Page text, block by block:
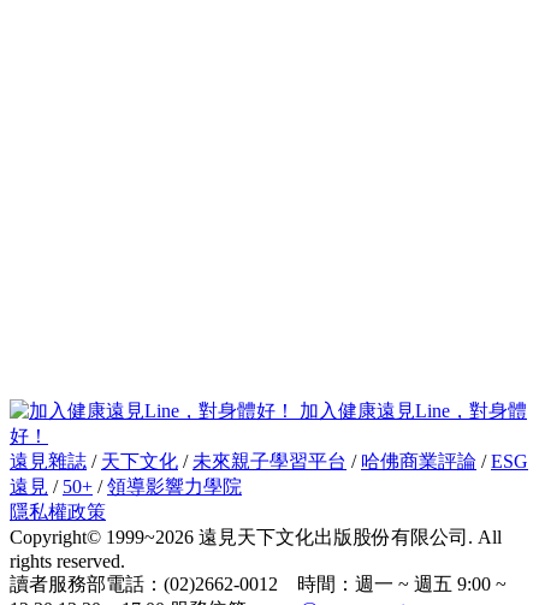
加入健康遠見Line，對身體
好！
遠見雜誌 / 天下文化 / 未來親子學習平台 / 哈佛商業評論 /ESG
遠見 / 50+ /領導影響力學院
隱私權政策
Copyright© 1999~2026 遠見天下文化出版股份有限公司. All
rights reserved.
讀者服務部電話：(02)2662-0012 時間：週一 ~ 週五 9:00 ~